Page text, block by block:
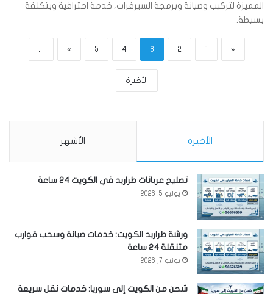
المميزة لتركيب وصيانة وبرمجة السيرفرات، خدمة احترافية وبتكلفة
بسيطة.
«
1
2
3
4
5
»
الأخيرة
الأخيرة الأشهر
تصليح عربانات طراريد في الكويت 24 ساعة
يوليو 5, 2026
ورشة طراريد الكويت: خدمات صيانة وسحب قوارب
متنقلة 24 ساعة
يونيو 7, 2026
شحن من الكويت إلى سوريا: خدمات نقل سريعة